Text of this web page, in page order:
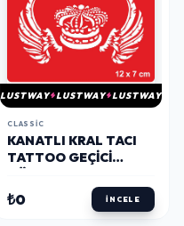
LUSTWAY LUSTWAY LUSTWAY
CLASSIC
KANATLI KRAL TACI
TATTOO GEÇICI
KINA KALIPLARI
₺0 İNCELE